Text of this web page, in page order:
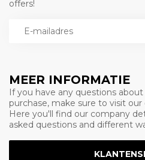
MEER INFORMATIE
If you have any questions
purchase, make sure to visit
Here you'll find our company
asked questions and different
offers!